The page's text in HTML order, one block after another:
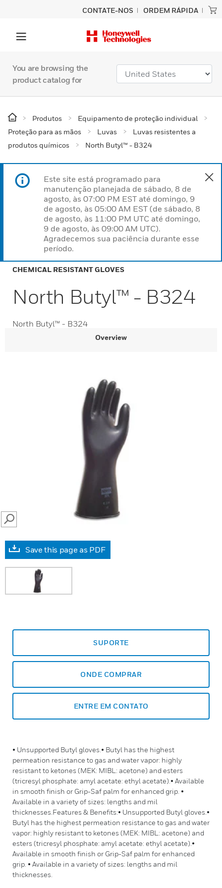
CONTATE-NOS ORDEM RÁPIDA
You are browsing the
product catalog for
Produtos
Equipamento de proteção individual
Proteção para as mãos
Luvas
Luvas resistentes a
produtos químicos
North Butyl™ - B324
Este site está programado para
manutenção planejada de sábado, 8 de
agosto, às 07:00 PM EST até domingo, 9
de agosto, às 05:00 AM EST (de sábado, 8
de agosto, às 11:00 PM UTC até domingo,
9 de agosto, às 09:00 AM UTC).
Agradecemos sua paciência durante esse
período.
CHEMICAL RESISTANT GLOVES
North Butyl™ - B324
North Butyl™ - B324
Overview
SEARCH
Save this page as PDF
SUPORTE
ONDE COMPRAR
ENTRE EM CONTATO
• Unsupported Butyl gloves.• Butyl has the highest
permeation resistance to gas and water vapor: highly
resistant to ketones (MEK: MIBL: acetone) and esters
(tricresyl phosphate: amyl acetate: ethyl acetate).• Available
in smooth finish or Grip-Saf palm for enhanced grip. •
Available in a variety of sizes: lengths and mil
thicknesses.Features & Benefits:• Unsupported Butyl gloves.•
Butyl has the highest permeation resistance to gas and water
vapor: highly resistant to ketones (MEK: MIBL: acetone) and
esters (tricresyl phosphate: amyl acetate: ethyl acetate).•
Available in smooth finish or Grip-Saf palm for enhanced
grip. • Available in a variety of sizes: lengths and mil
thicknesses.